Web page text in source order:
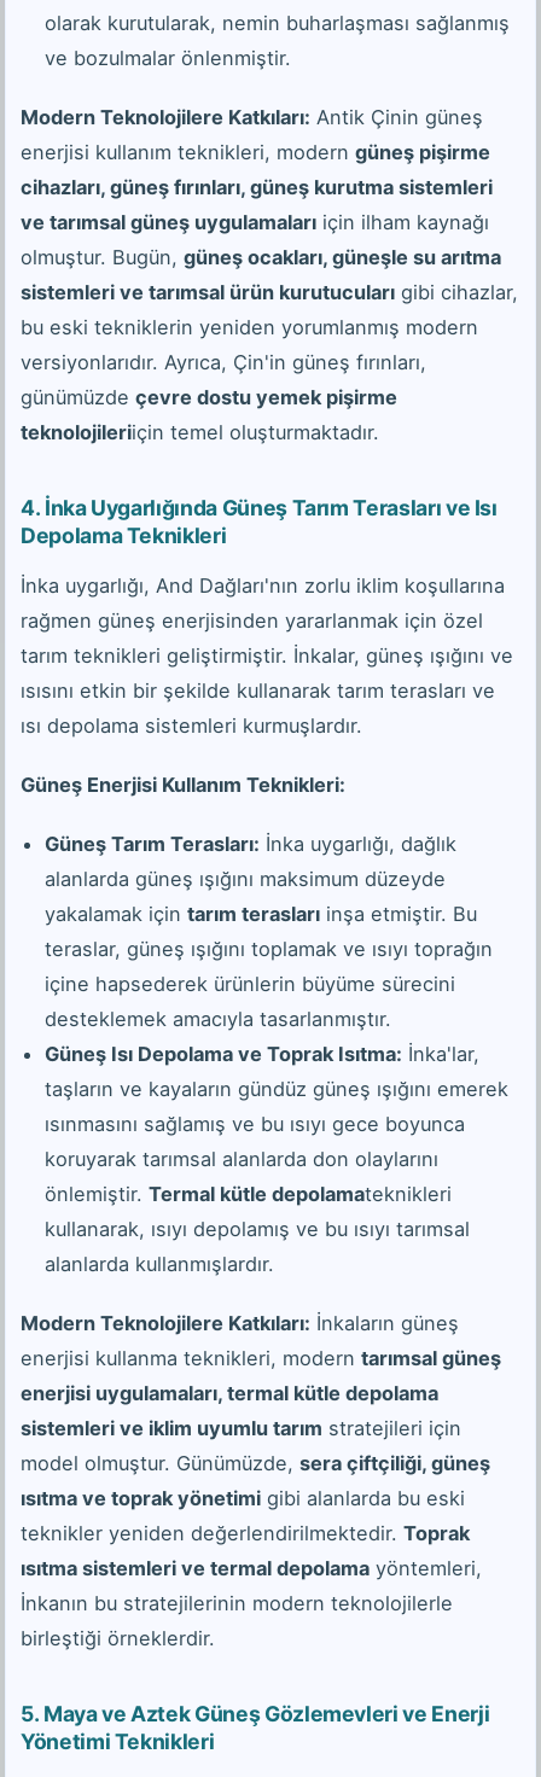
olarak kurutularak, nemin buharlaşması sağlanmış
ve bozulmalar önlenmiştir.
Modern Teknolojilere Katkıları: Antik Çinin güneş
enerjisi kullanım teknikleri, modern güneş pişirme
cihazları, güneş fırınları, güneş kurutma sistemleri
ve tarımsal güneş uygulamaları için ilham kaynağı
olmuştur. Bugün, güneş ocakları, güneşle su arıtma
sistemleri ve tarımsal ürün kurutucuları gibi cihazlar,
bu eski tekniklerin yeniden yorumlanmış modern
versiyonlarıdır. Ayrıca, Çin'in güneş fırınları,
günümüzde çevre dostu yemek pişirme
teknolojileriiçin temel oluşturmaktadır.
4. İnka Uygarlığında Güneş Tarım Terasları ve Isı
Depolama Teknikleri
İnka uygarlığı, And Dağları'nın zorlu iklim koşullarına
rağmen güneş enerjisinden yararlanmak için özel
tarım teknikleri geliştirmiştir. İnkalar, güneş ışığını ve
ısısını etkin bir şekilde kullanarak tarım terasları ve
ısı depolama sistemleri kurmuşlardır.
Güneş Enerjisi Kullanım Teknikleri:
Güneş Tarım Terasları: İnka uygarlığı, dağlık
alanlarda güneş ışığını maksimum düzeyde
yakalamak için tarım terasları inşa etmiştir. Bu
teraslar, güneş ışığını toplamak ve ısıyı toprağın
içine hapsederek ürünlerin büyüme sürecini
desteklemek amacıyla tasarlanmıştır.
Güneş Isı Depolama ve Toprak Isıtma: İnka'lar,
taşların ve kayaların gündüz güneş ışığını emerek
ısınmasını sağlamış ve bu ısıyı gece boyunca
koruyarak tarımsal alanlarda don olaylarını
önlemiştir. Termal kütle depolamateknikleri
kullanarak, ısıyı depolamış ve bu ısıyı tarımsal
alanlarda kullanmışlardır.
Modern Teknolojilere Katkıları: İnkaların güneş
enerjisi kullanma teknikleri, modern tarımsal güneş
enerjisi uygulamaları, termal kütle depolama
sistemleri ve iklim uyumlu tarım stratejileri için
model olmuştur. Günümüzde, sera çiftçiliği, güneş
ısıtma ve toprak yönetimi gibi alanlarda bu eski
teknikler yeniden değerlendirilmektedir. Toprak
ısıtma sistemleri ve termal depolama yöntemleri,
İnkanın bu stratejilerinin modern teknolojilerle
birleştiği örneklerdir.
5. Maya ve Aztek Güneş Gözlemevleri ve Enerji
Yönetimi Teknikleri